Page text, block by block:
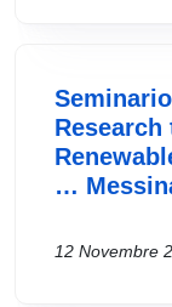
…
12 Novembre